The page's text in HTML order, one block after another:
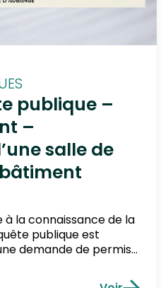
publique –
–
salle de
la connaissance de la
publique est
demande de permis
visant l‘exploitation